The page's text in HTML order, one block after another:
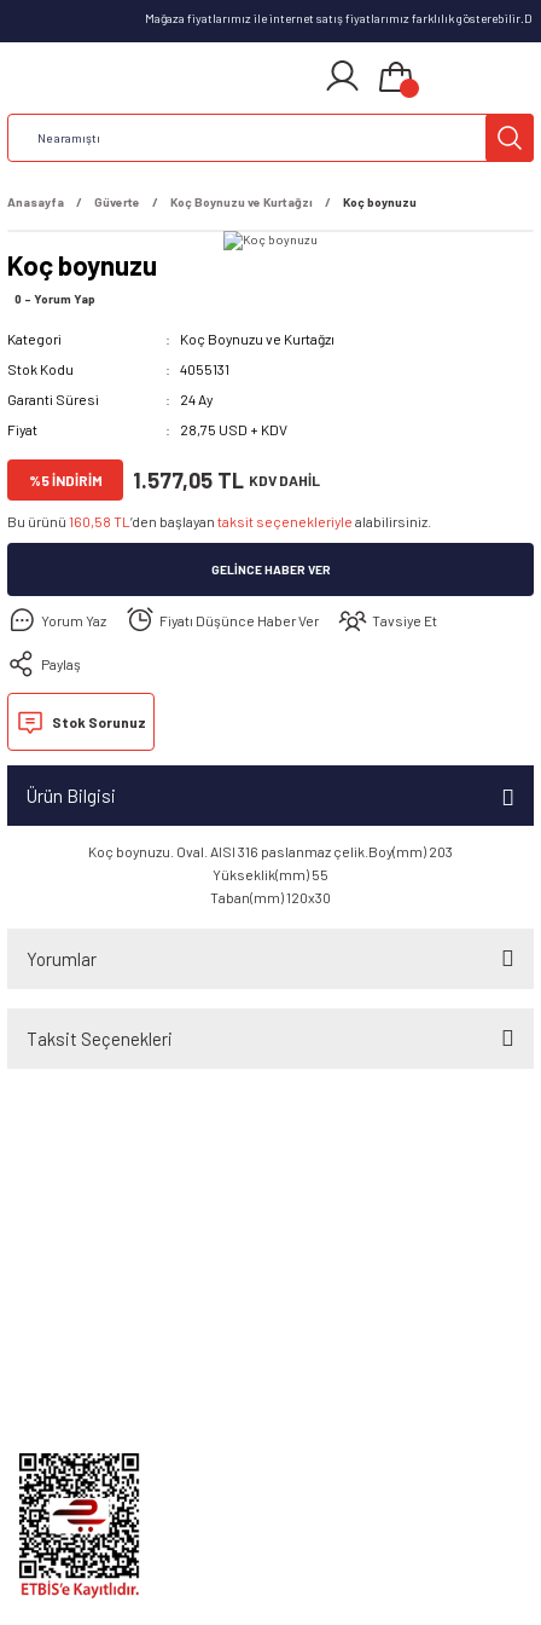
Mağaza fiyatlarımız ile internet satış fiyatlarımız farklılık
Anasayfa Güverte Koç Boynuzu ve Kurtağzı Koç boynuzu
Koç boynuzu
0 - Yorum Yap
Kategori
Koç Boynuzu ve Kurtağzı
Stok Kodu
4055131
Garanti Süresi
24 Ay
Fiyat
28,75 USD + KDV
%5 İNDİRİM 1.577,05 TL KDV DAHİL
Bu ürünü 160,58 TL ’den başlayan taksit seçenekleriyle alabilirsiniz.
GELINCE HABER VER
Yorum Yaz Fiyatı Düşünce Haber Ver Tavsiye Et
Paylaş
Stok Sorunuz
Ürün Bilgisi
Koç boynuzu. Oval. AISI 316 paslanmaz çelik.Boy(mm) 203
Yükseklik(mm) 55
Taban(mm) 120x30
Yorumlar
Taksit Seçenekleri